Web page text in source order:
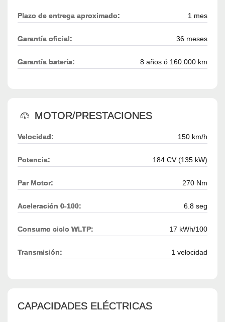
Plazo de entrega aproximado: 1 mes
Garantía oficial: 36 meses
Garantía batería: 8 años ó 160.000 km
MOTOR/PRESTACIONES
Velocidad: 150 km/h
Potencia: 184 CV (135 kW)
Par Motor: 270 Nm
Aceleración 0-100: 6.8 seg
Consumo ciclo WLTP: 17 kWh/100
Transmisión: 1 velocidad
CAPACIDADES ELÉCTRICAS